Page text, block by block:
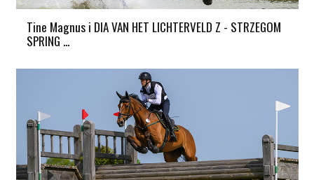
Tine Magnus i DIA VAN HET LICHTERVELD Z - STRZEGOM
SPRING ...